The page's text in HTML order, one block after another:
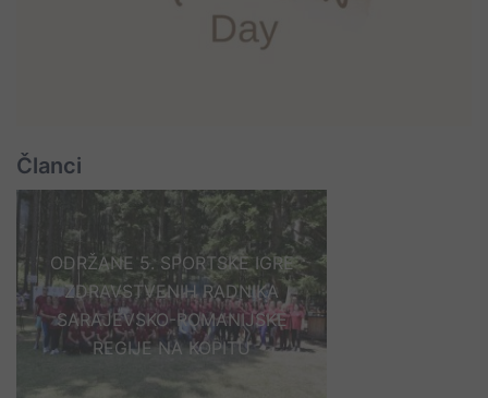
Članci
ODRŽANE 5. SPORTSKE IGRE
ZDRAVSTVENIH RADNIKA
SARAJEVSKO-ROMANIJSKE
REGIJE NA KOPITU